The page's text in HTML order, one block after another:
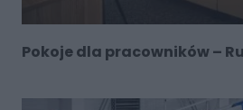
Pokoje dla pracowników –